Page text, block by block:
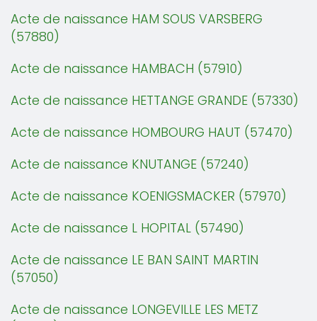
Acte de naissance HAM SOUS VARSBERG
(57880)
Acte de naissance HAMBACH (57910)
Acte de naissance HETTANGE GRANDE (57330)
Acte de naissance HOMBOURG HAUT (57470)
Acte de naissance KNUTANGE (57240)
Acte de naissance KOENIGSMACKER (57970)
Acte de naissance L HOPITAL (57490)
Acte de naissance LE BAN SAINT MARTIN
(57050)
Acte de naissance LONGEVILLE LES METZ